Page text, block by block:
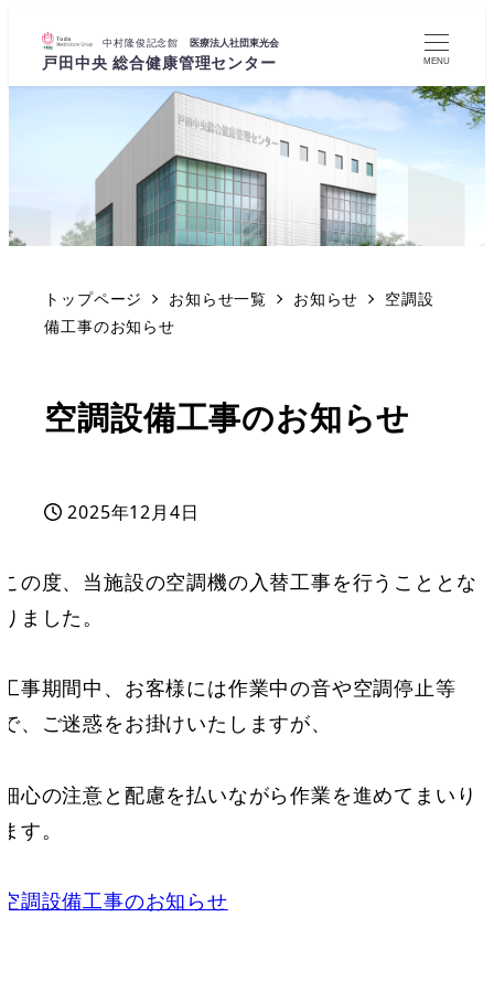
MENU
トップページ お知らせ一覧 お知らせ
空調設
備工事のお知らせ
空調設備工事のお知らせ
投稿日
2025年12月4日
この度、当施設の空調機の入替工事を行うこととな
りました。
工事期間中、お客様には作業中の音や空調停止等
で、ご迷惑をお掛けいたしますが、
細心の注意と配慮を払いながら作業を進めてまいり
ます。
空調設備工事のお知らせ